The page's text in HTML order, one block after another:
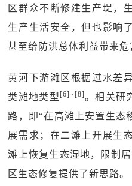
区群众不断修建生产堤，
生产生活安全，但也影响
甚至给防洪总体利益带来危
黄河下游滩区根据过水差
类滩地类型 [6]~[8]。相关研
路，即“在高滩上安置生态
展需求；在二滩上开展生
滩上恢复生态湿地，限制
区生态修复提供了新思路。